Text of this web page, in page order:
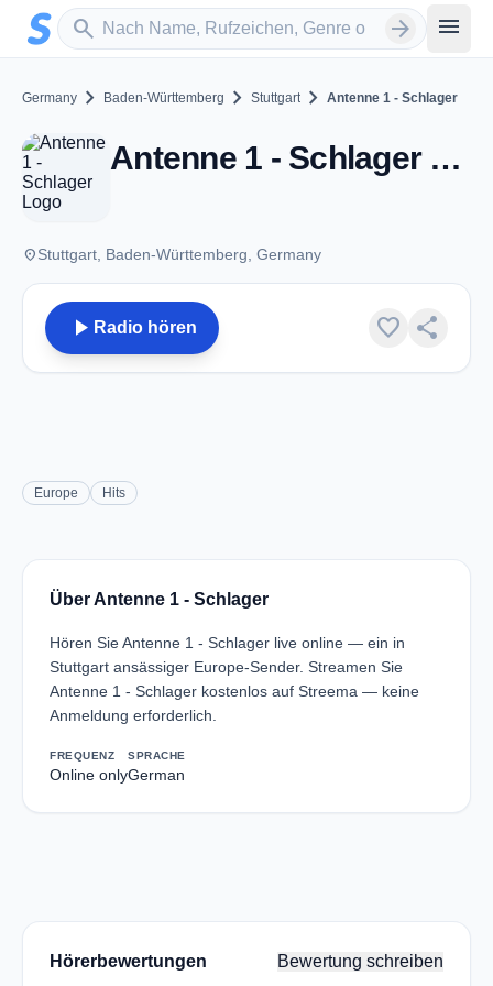
Zum Hauptinhalt springen
search
Sender suchen arrow_forward menu
Germany chevron_right Baden-Württemberg chevron_right Stuttgart chevron_right Antenne 1 - Schlager
Antenne 1 - Schlager - Stuttgart
placeStuttgart, Baden-Württemberg, Germany
play_arrow Radio hören favorite share
Europe Hits
Über Antenne 1 - Schlager
Hören Sie Antenne 1 - Schlager live online — ein in
Stuttgart ansässiger Europe-Sender. Streamen Sie
Antenne 1 - Schlager kostenlos auf Streema — keine
Anmeldung erforderlich.
FREQUENZ
Online only
SPRACHE
German
Hörerbewertungen Bewertung schreiben